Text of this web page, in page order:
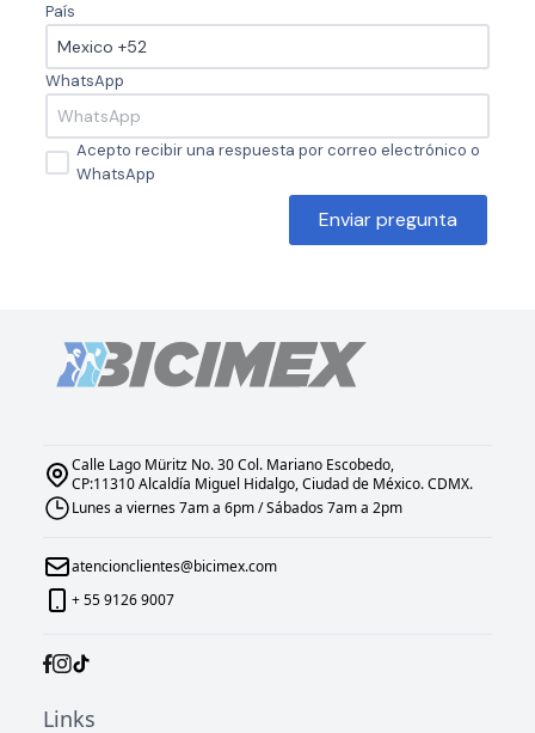
País
WhatsApp
Acepto recibir una respuesta por correo electrónico o
WhatsApp
Enviar pregunta
Calle Lago Müritz No. 30 Col. Mariano Escobedo,
CP:11310 Alcaldía Miguel Hidalgo, Ciudad de México. CDMX.
Lunes a viernes 7am a 6pm / Sábados 7am a 2pm
atencionclientes@bicimex.com
+ 55 9126 9007
Links